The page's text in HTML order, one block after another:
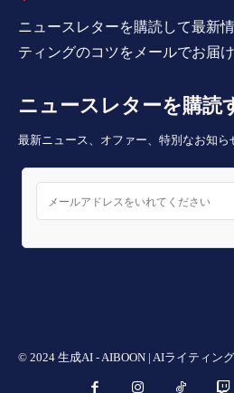
ニュースレターを購読して最新
ティングのコツをメールでお届
ニュースレターを購
最新ニュース、オファー、特別なお知
© 2024 生成AI - AIBOON | AIライティン